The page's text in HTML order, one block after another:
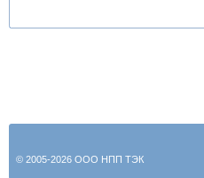
© 2005-2026 ООО НПП ТЭК